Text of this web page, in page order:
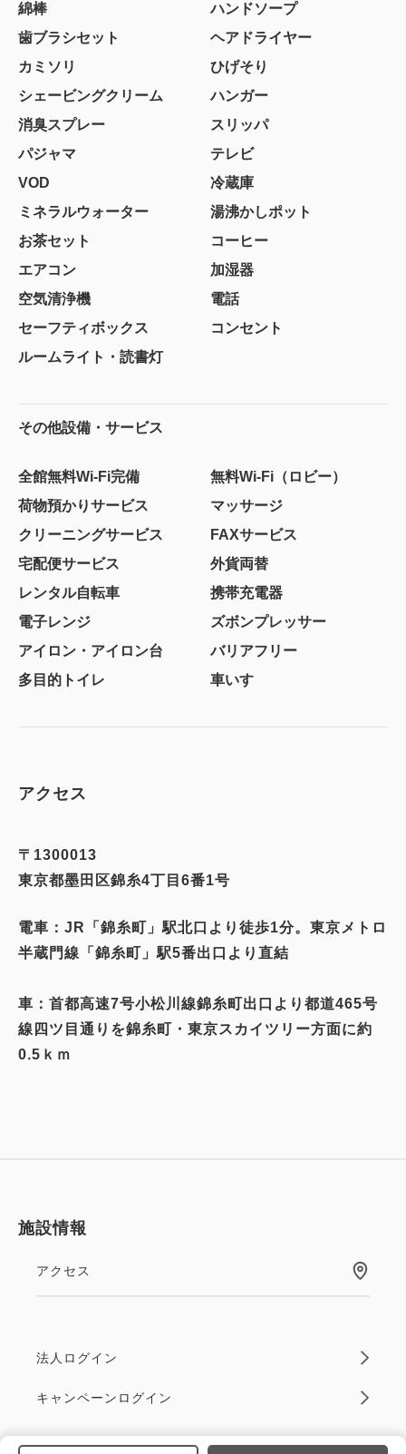
綿棒
ハンドソープ
歯ブラシセット
ヘアドライヤー
カミソリ
ひげそり
シェービングクリーム
ハンガー
消臭スプレー
スリッパ
パジャマ
テレビ
VOD
冷蔵庫
ミネラルウォーター
湯沸かしポット
お茶セット
コーヒー
エアコン
加湿器
空気清浄機
電話
セーフティボックス
コンセント
ルームライト・読書灯
その他設備・サービス
全館無料Wi-Fi完備
無料Wi-Fi（ロビー）
荷物預かりサービス
マッサージ
クリーニングサービス
FAXサービス
宅配便サービス
外貨両替
レンタル自転車
携帯充電器
電子レンジ
ズボンプレッサー
アイロン・アイロン台
バリアフリー
多目的トイレ
車いす
アクセス
〒1300013
東京都墨田区錦糸4丁目6番1号
電車：JR「錦糸町」駅北口より徒歩1分。東京メトロ
半蔵門線「錦糸町」駅5番出口より直結
車：首都高速7号小松川線錦糸町出口より都道465号
線四ツ目通りを錦糸町・東京スカイツリー方面に約
0.5ｋｍ
施設情報
アクセス
法人ログイン
キャンペーンログイン